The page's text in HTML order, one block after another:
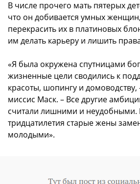
В числе прочего мать пятерых
что он добивается умных
перекрасить их в платиновых
им делать карьеру и лишить
«Я была окружена спутницами
жизненные цели сводились к
красоты, шопингу и домоводству,
миссис Маск. – Все другие
считали лишними и неудобными.
тридцатилетия старые жены
молодыми».